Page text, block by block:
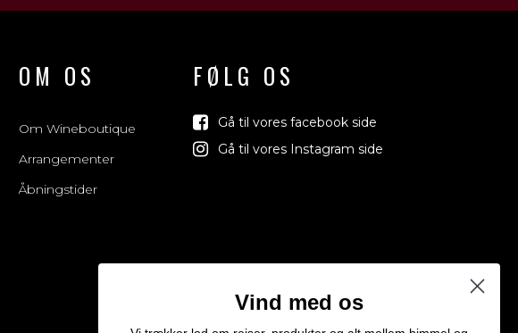
OM OS
Om Wineboutique
Arrangementer
Åbningstider
FØLG OS
Gå til vores facebook side
Gå til vores Instagram side
Vind med os